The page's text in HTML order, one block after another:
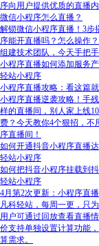
序向用户提供优质的直播内
微信小程序怎么直播？
解锁微信小程序直播！3步
序能开直播吗？怎么操作
组建技术团队，今天手把
小程序直播如何添加服务
轻站小程序
小程序直播攻略：看这篇就
小程序直播逆袭攻略！手
样的直播间，别人家上线
费？今天教你4个狠招，不
序直播间！
如何开通抖音小程序直播
轻站小程序
如何把抖音小程序挂载到
轻站小程序
4月第2次更新：小程序直
凡科轻站，每周一更，只
用户可通过回放查看直播
价支持单独设置计算功能
算需求。